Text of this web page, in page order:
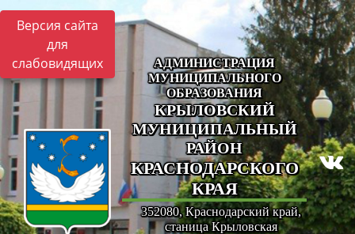
Версия сайта
для
слабовидящих
АДМИНИСТРАЦИЯ
МУНИЦИПАЛЬНОГО
ОБРАЗОВАНИЯ
КРЫЛОВСКИЙ
МУНИЦИПАЛЬНЫЙ
РАЙОН
КРАСНОДАРСКОГО
КРАЯ
352080, Краснодарский край,
станица Крыловская